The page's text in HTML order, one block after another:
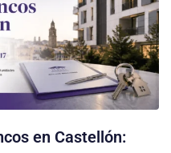
en Castellón: